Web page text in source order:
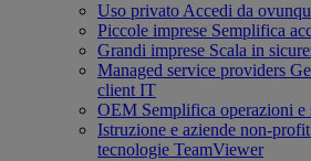
Uso privato Accedi da
Piccole imprese Semplifica
Grandi imprese Scala in
Managed service providers
client IT
OEM Semplifica operazioni e
Istruzione e aziende non-profit
tecnologie TeamViewer